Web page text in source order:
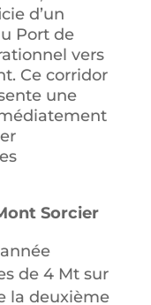
d’un
Port de
vers
Ce corridor
une
Sorcier
de 4 Mt sur
la deuxième